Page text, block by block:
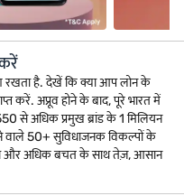
रखता है. देखें कि क्या आप लोन के
करें. अप्रूव होने के बाद, पूरे भारत में
से अधिक प्रमुख ब्रांड के 1 मिलियन
वाले 50+ सुविधाजनक विकल्पों के
और अधिक बचत के साथ तेज़, आसान